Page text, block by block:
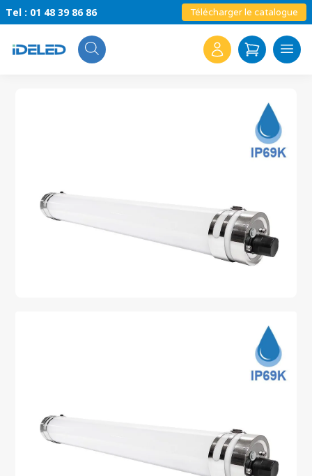
Tel : 01 48 39 86 86 Télécharger le catalogue
Search